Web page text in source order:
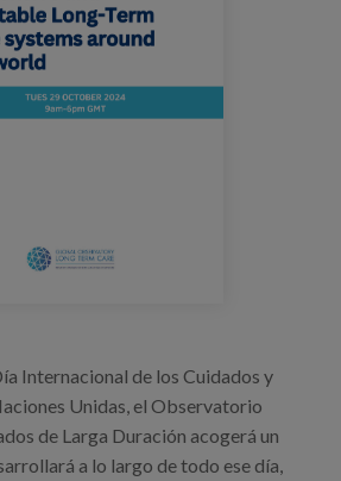
Internacional de los Cuidados y
Unidas, el Observatorio
de Larga Duración acogerá un
a lo largo de todo ese día,